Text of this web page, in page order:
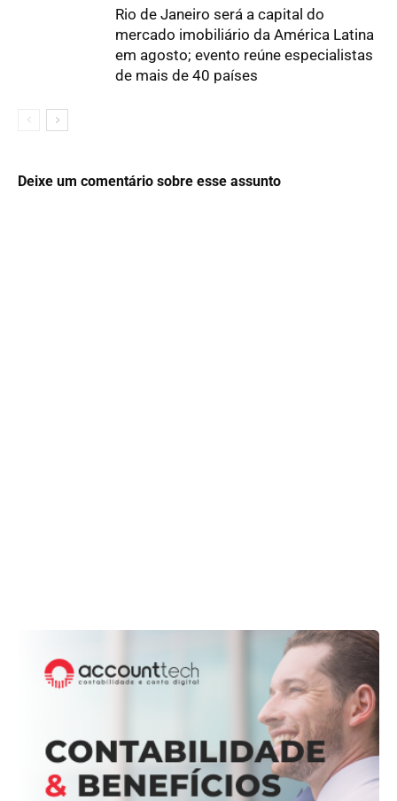
Rio de Janeiro será a capital do
mercado imobiliário da América Latina
em agosto; evento reúne especialistas
de mais de 40 países
Deixe um comentário sobre esse assunto